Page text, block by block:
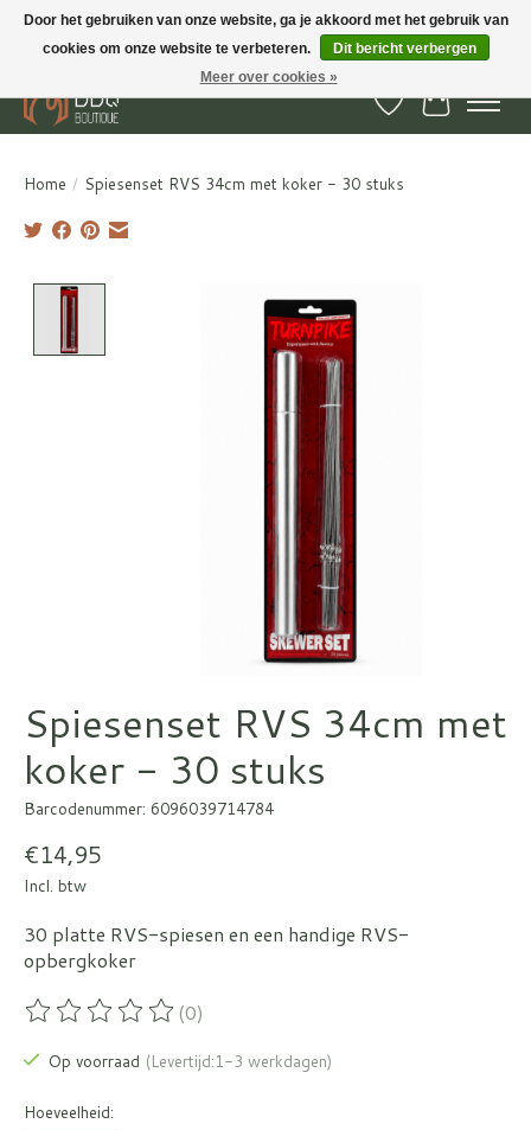
BBQ Boutique - Gratis verzenden en afhalen in Hedel en Kesteren
Verlanglijst
Home / Spiesenset RVS 34cm met koker - 30 stuks
Product image slideshow Items
Spiesenset RVS 34cm met
koker - 30 stuks
Barcodenummer: 6096039714784
€14,95
Incl. btw
30 platte RVS-spiesen en een handige RVS-
opbergkoker
De beoordeling van dit product is
(0)
Op voorraad (Levertijd:1-3 werkdagen)
Hoeveelheid:
Door het gebruiken van onze website, ga je akkoord met het gebruik van
cookies om onze website te verbeteren.
Dit bericht verbergen
Meer over cookies »